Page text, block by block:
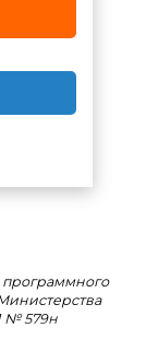
программного
№ 579н